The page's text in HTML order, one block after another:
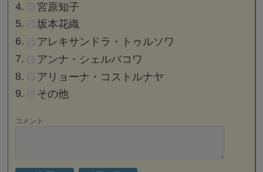
宮原知子
坂本花織
アレキサンドラ・トゥルソワ
アンナ・シェルバコワ
アリョーナ・コストルナヤ
その他
コメント